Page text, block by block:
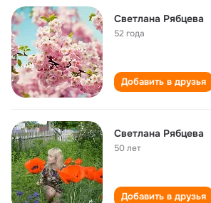
Светлана Рябцева
52 года
Добавить в друзья
Светлана Рябцева
50 лет
Добавить в друзья